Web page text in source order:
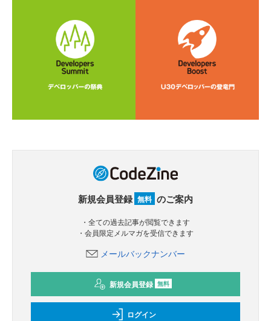
新規会員登録 無料 のご案内
・全ての過去記事が閲覧できます
・会員限定メルマガを受信できます
メールバックナンバー
新規会員登録 無料
ログイン